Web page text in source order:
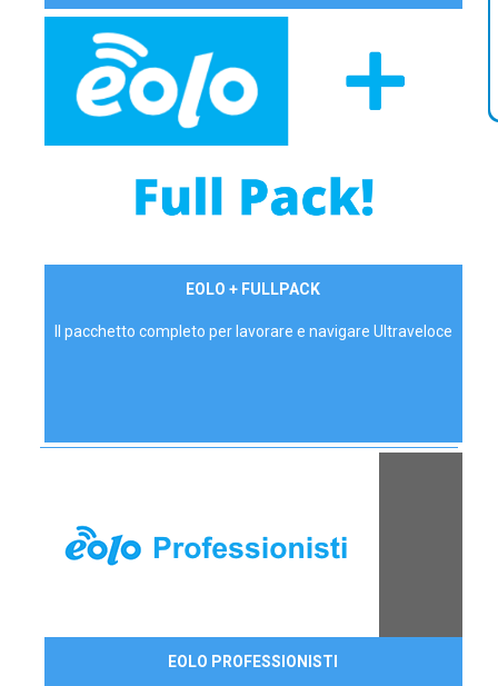
EOLO + FULLPACK
Il pacchetto completo per lavorare e navigare Ultraveloce
EOLO PROFESSIONISTI